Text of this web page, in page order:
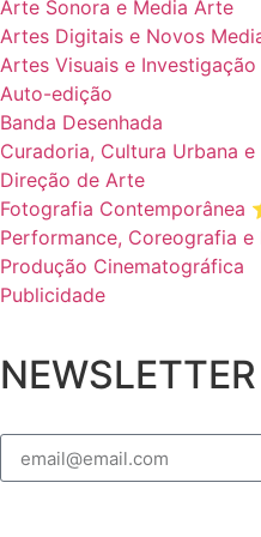
Arte Sonora e Media Arte
Artes Digitais e Novos
Artes Visuais e Investigação
Auto-edição
Banda Desenhada
Curadoria, Cultura Urbana
Direção de Arte
Fotografia Contemporânea
Performance, Coreografia
Produção Cinematográfica
Publicidade
NEWSLETTER